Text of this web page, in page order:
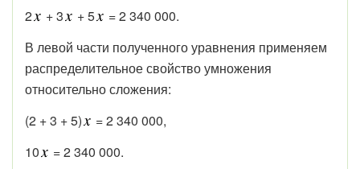
2
+ 3 + 5
= 2 340 000.
В левой части полученного уравнения применяем
распределительное свойство умножения
относительно сложения:
(2 + 3 + 5)
= 2 340 000,
10
= 2 340 000.